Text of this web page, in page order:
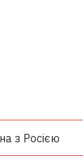
з Росією